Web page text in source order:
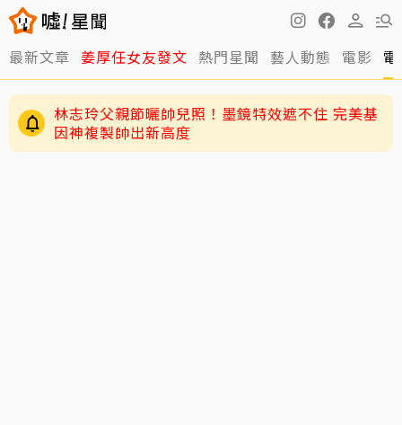
最新文章 姜厚任女友發文 熱門星聞 藝人動態 電影
林志玲父親節曬帥兒照！墨鏡特效遮不住 完美基
因神複製帥出新高度